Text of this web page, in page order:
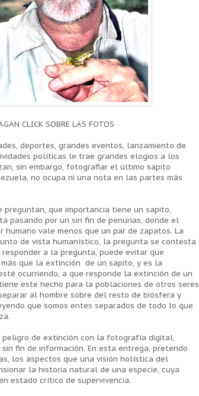
CLICK SOBRE LAS FOTOS
deportes, grandes eventos, lanzamiento de
políticas le trae grandes elogios a los
sin embargo, fotografiar el último sapito
no ocupa ni una nota en las partes más
preguntan, que importancia tiene un sapito,
pasando por un sin fin de penurias, donde el
humano vale menos que un par de zapatos. La
de vista humanístico, la pregunta se contesta
a la pregunta, puede evitar que
que la extinción de un sapito, y es la
ocurriendo, a que responde la extinción de un
este hecho para la poblaciones de otros seres
al hombre sobre del resto de biósfera y
que somos entes separados de todo lo que
peligro de extinción con la fotografía digital,
fin de información. En esta entrega, pretendo
los aspectos que una visión holística del
la historia natural de una especie, cuya
estado crítico de supervivencia.